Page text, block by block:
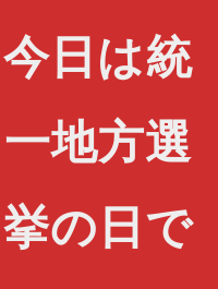
今日は統
一地方選
挙の日で